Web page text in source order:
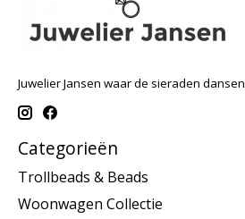
Juwelier Jansen waar de sieraden dansen
Categorieën
Trollbeads & Beads
Woonwagen Collectie